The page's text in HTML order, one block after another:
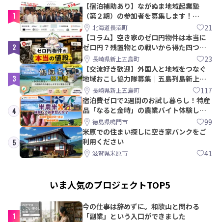
1
【宿泊補助あり】ながぬま地域起業塾
（第２期）の参加者を募集します！
【8/21〆】
北海道長沼町 21
2
【コラム】空き家のゼロ円物件は本当に
ゼロ円？残置物との戦いから得た四つの
教訓｜新上五島町
長崎県新上五島町 23
3
【交流好き歓迎】外国人と地域をつなぐ
地域おこし協力隊募集｜五島列島新上五
島町長崎県新上五島町 117
4
宿泊費ゼロで2週間のお試し暮らし！特産
品「なると金時」の農業バイト体験して
みませんか？
徳島県鳴門市 99
5
米原での住まい探しに空き家バンクをご
利用ください
滋賀県米原市 41
いま人気のプロジェクトTOP5
1
今の仕事は辞めずに。和歌山と関わる
「副業」という入口ができました